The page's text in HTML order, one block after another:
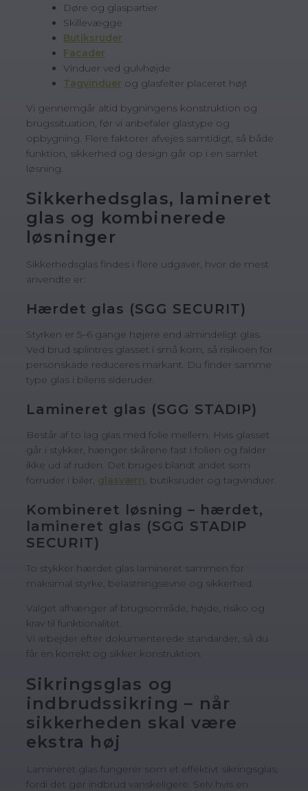
Døre og glaspartier
Skillevægge
Butiksruder
Facader
Vinduer ved gulvhøjde
Tagvinduer og glasfelter placeret højt
Vi gennemgår altid bygningens konstruktion og
brugssituation, før vi anbefaler glastype og
opbygning. Flere faktorer afvejes samtidigt, så både
funktion, sikkerhed og design går op i en samlet
løsning.
Sikkerhedsglas, lamineret
glas og kombinerede
løsninger
Sikkerhedsglas findes i flere udgaver, hvor de mest
anvendte er:
Hærdet glas (SGG SECURIT)
Styrken er 5–6 gange højere end almindeligt glas.
Ved brud splintres glasset i små korn, så risikoen for
personskade reduceres markant. Du finder samme
type glas i bilens sideruder.
Lamineret glas (SGG STADIP)
Består af to lag glas med folie mellem. Hvis glasset
går i stykker, hænger skårene fast i folien og falder
ikke ud af ruden. Det bruges blandt andet som
forruder i biler, glasværn, butiksruder og tagvinduer.
Kombineret løsning – hærdet,
lamineret glas (SGG STADIP
SECURIT)
To stykker hærdet glas lamineret sammen for
maksimal styrke, belastningsevne og sikkerhed.
Valget afhænger af brugsområde, højde, risiko og
krav til funktionalitet.
Vi arbejder efter dokumenterede standarder, så du
får en korrekt og sikker konstruktion.
Sikringsglas og
indbrudssikring – når
sikkerheden skal være
ekstra høj
Lamineret glas fungerer som et effektivt sikringsglas,
fordi det gør indbrud vanskeligere. Selv hvis en